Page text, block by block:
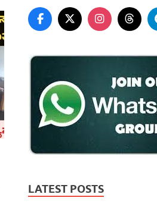
LATEST POSTS